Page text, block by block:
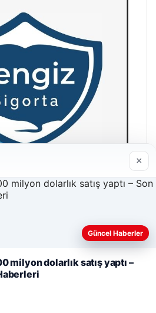
daha iyi anlayabilmek,
×
Güncel Haberler
milyon dolarlık satış yaptı –